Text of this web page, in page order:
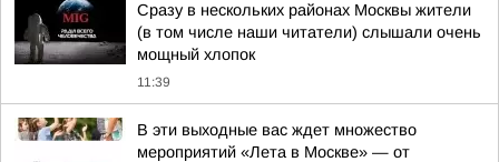
Сразу в нескольких районах Москвы жители
(в том числе наши читатели) слышали очень
мощный хлопок
11:39
В эти выходные вас ждет множество
мероприятий «Лета в Москве» — от